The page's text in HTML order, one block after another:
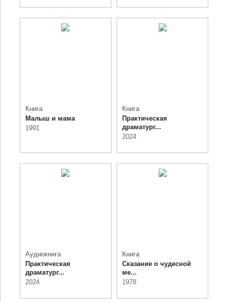
Книга
Малыш и мама
1991
Книга
Практическая
драматург...
2024
Аудиокнига
Практическая
драматург...
2024
Книга
Сказание о чудесной
ме...
1978